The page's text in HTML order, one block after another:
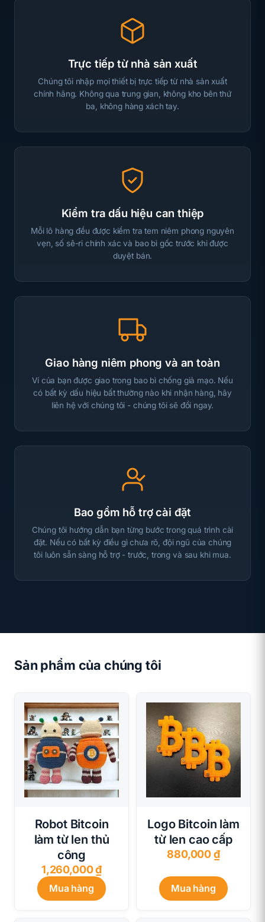
Trực tiếp từ nhà sản xuất
Chúng tôi nhập mọi thiết bị trực tiếp từ nhà sản xuất
chính hãng. Không qua trung gian, không kho bên thứ
ba, không hàng xách tay.
Kiểm tra dấu hiệu can thiệp
Mỗi lô hàng đều được kiểm tra tem niêm phong nguyên
vẹn, số sê-ri chính xác và bao bì gốc trước khi được
duyệt bán.
Giao hàng niêm phong và an toàn
Ví của bạn được giao trong bao bì chống giả mạo. Nếu
có bất kỳ dấu hiệu bất thường nào khi nhận hàng, hãy
liên hệ với chúng tôi - chúng tôi sẽ đổi ngay.
Bao gồm hỗ trợ cài đặt
Chúng tôi hướng dẫn bạn từng bước trong quá trình cài
đặt. Nếu có bất kỳ điều gì chưa rõ, đội ngũ của chúng
tôi luôn sẵn sàng hỗ trợ - trước, trong và sau khi mua.
Sản phẩm của chúng tôi
Robot Bitcoin
làm từ len thủ
công
1,260,000₫
Mua hàng
Logo Bitcoin làm
từ len cao cấp
880,000₫
Mua hàng